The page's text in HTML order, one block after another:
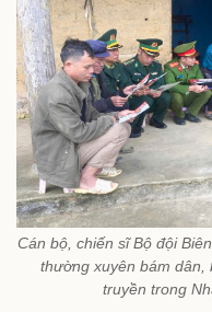
Cán bộ, chiến sĩ Bộ đội
thường xuyên bám dân,
truyền trong